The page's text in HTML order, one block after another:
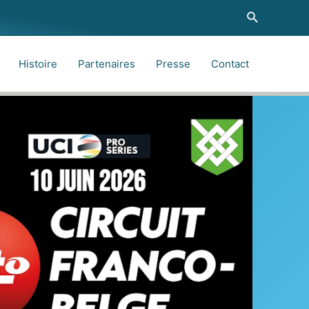
Histoire Partenaires Presse Contact